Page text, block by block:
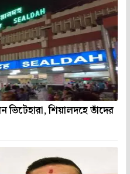
শিয়ালদহে তাঁদের